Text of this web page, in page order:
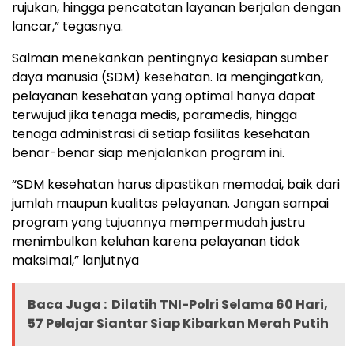
rujukan, hingga pencatatan layanan berjalan dengan
lancar,” tegasnya.
Salman menekankan pentingnya kesiapan sumber
daya manusia (SDM) kesehatan. Ia mengingatkan,
pelayanan kesehatan yang optimal hanya dapat
terwujud jika tenaga medis, paramedis, hingga
tenaga administrasi di setiap fasilitas kesehatan
benar-benar siap menjalankan program ini.
“SDM kesehatan harus dipastikan memadai, baik dari
jumlah maupun kualitas pelayanan. Jangan sampai
program yang tujuannya mempermudah justru
menimbulkan keluhan karena pelayanan tidak
maksimal,” lanjutnya
Baca Juga : Dilatih TNI-Polri Selama 60 Hari,
57 Pelajar Siantar Siap Kibarkan Merah Putih